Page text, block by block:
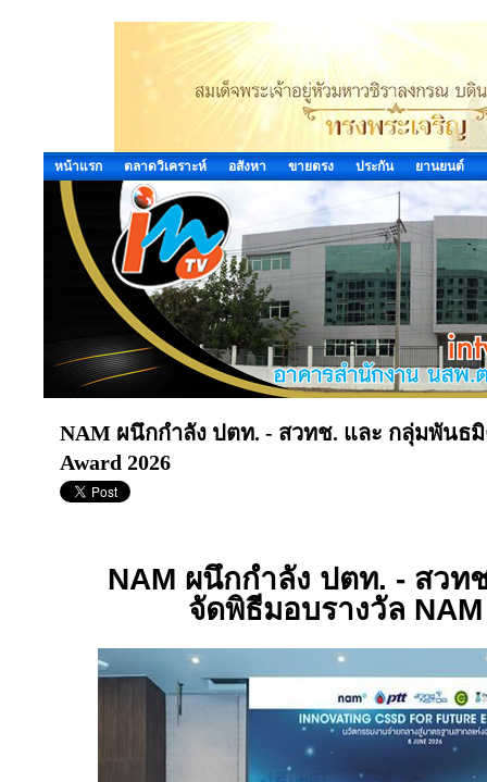
หน้าแรก ตลาดวิเคราะห์ อสังหา ขายตรง ประกัน ยานยนต์
NAM ผนึกกำลัง ปตท. - สวทช. และ กลุ่มพันธ
Award 2026
NAM ผนึกกำลัง ปตท. - สวท
จัดพิธีมอบรางวัล